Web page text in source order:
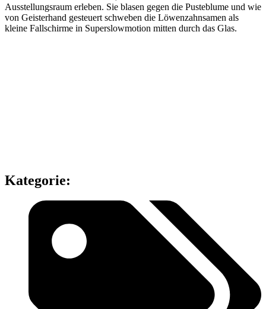
Ausstellungsraum erleben. Sie blasen gegen die Pusteblume und wie
von Geisterhand gesteuert schweben die Löwenzahnsamen als
kleine Fallschirme in Superslowmotion mitten durch das Glas.
Kategorie: